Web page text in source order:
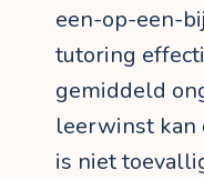
een-op-een-
tutoring
gemiddeld
leerwinst kan
is niet